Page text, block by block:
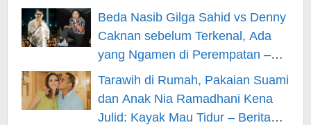
– Berita Hiburan
Beda Nasib Gilga Sahid vs Denny
Caknan sebelum Terkenal, Ada
yang Ngamen di Perempatan –
Berita Hiburan
Tarawih di Rumah, Pakaian Suami
dan Anak Nia Ramadhani Kena
Julid: Kayak Mau Tidur – Berita